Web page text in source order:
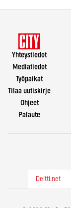
Yhteystiedot
Mediatiedot
Työpaikat
Tilaa uutiskirje
Ohjeet
Palaute
Deitti.net